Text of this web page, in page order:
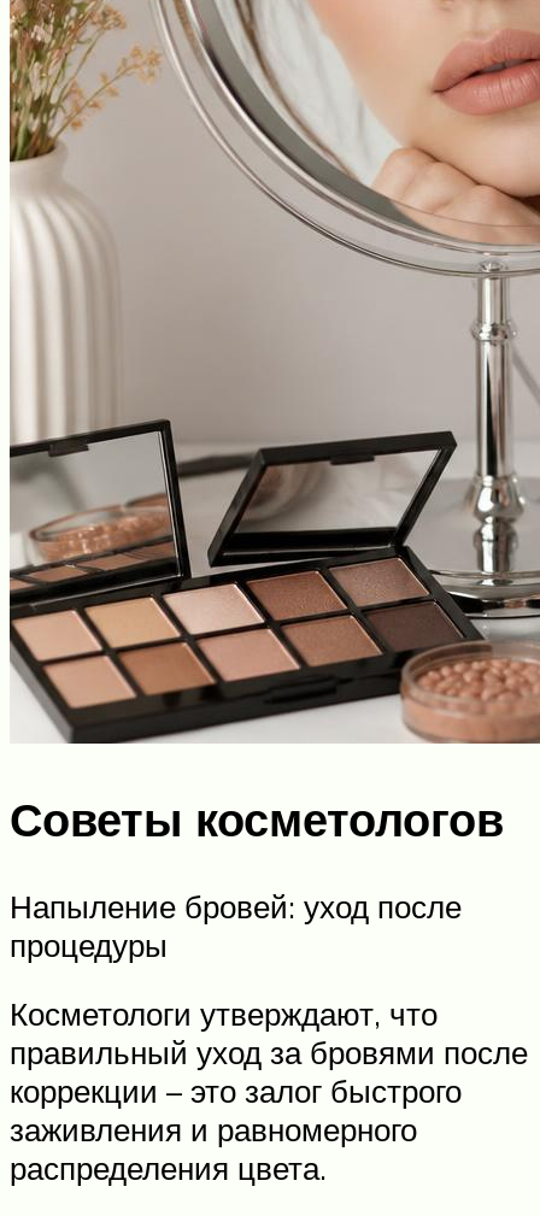
Советы косметологов
Напыление бровей: уход после
процедуры
Косметологи утверждают, что
правильный уход за бровями после
коррекции – это залог быстрого
заживления и равномерного
распределения цвета.